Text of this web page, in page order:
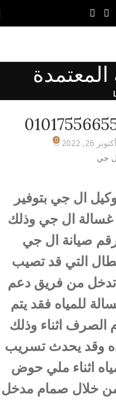
المعتمدة
0
ال جي بتوفير
غسالة ال جي وذلك
صيانة ال جي
ومن الاعطال التي قد تصيب
تدخل من فريق دعم
للمياه فقد يتم
اثناء وذلك
وقد يحدث تسريب
اثناء ملي حوض
من خلال صمام مدخل